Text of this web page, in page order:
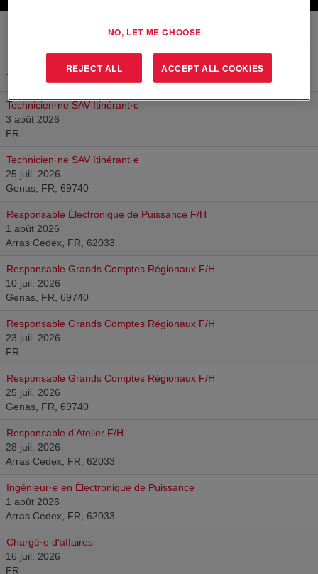
Titre
Technicien·ne SAV Itinérant·e
3 août 2026
FR
Technicien·ne SAV Itinérant·e
25 juil. 2026
Genas, FR, 69740
Responsable Électronique de Puissance F/H
1 août 2026
Arras Cedex, FR, 62033
Responsable Grands Comptes Régionaux F/H
10 juil. 2026
Genas, FR, 69740
Responsable Grands Comptes Régionaux F/H
23 juil. 2026
FR
Responsable Grands Comptes Régionaux F/H
25 juil. 2026
Genas, FR, 69740
Responsable d'Atelier F/H
28 juil. 2026
Arras Cedex, FR, 62033
Ingénieur·e en Électronique de Puissance
1 août 2026
Arras Cedex, FR, 62033
Chargé·e d'affaires
16 juil. 2026
FR
NO, LET ME CHOOSE
REJECT ALL ACCEPT ALL COOKIES